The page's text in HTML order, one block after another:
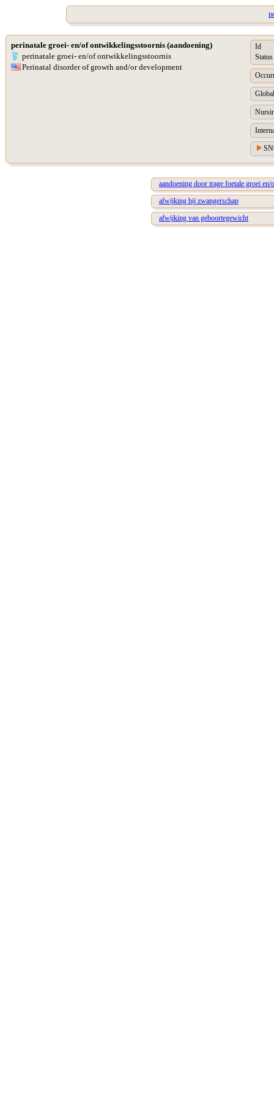
perinatale groei- en/of ontwikkelingsstoornis (aandoening)
perinatale groei- en/of ontwikkelingsstoornis
Perinatal disorder of growth and/or development
Id
Status
aandoening door trage foetale groei
afwijking bij zwangerschap
afwijking van geboortegewicht